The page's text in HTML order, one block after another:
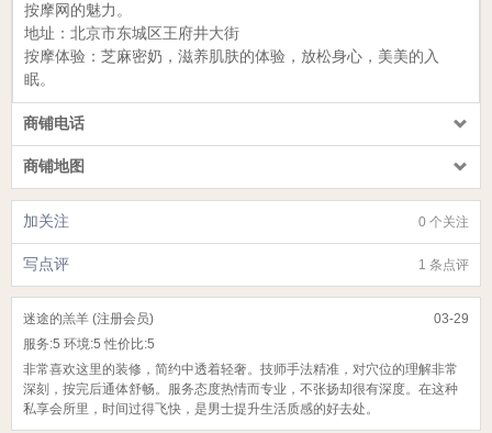
按摩网的魅力。
地址：北京市东城区王府井大街
按摩体验：芝麻密奶，滋养肌肤的体验，放松身心，美美的入
眠。
商铺电话
商铺地图
0 个关注
加关注
1 条点评
写点评
03-29
迷途的羔羊 (注册会员)
服务:5 环境:5 性价比:5
非常喜欢这里的装修，简约中透着轻奢。技师手法精准，对穴位的理解非常
深刻，按完后通体舒畅。服务态度热情而专业，不张扬却很有深度。在这种
私享会所里，时间过得飞快，是男士提升生活质感的好去处。